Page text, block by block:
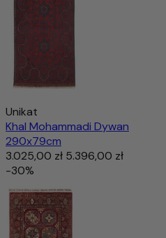
Unikat
Khal Mohammadi Dywan
290x79cm
3.025,00 zł 5.396,00 zł
-30%